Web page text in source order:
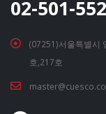
02-501-
(07251)서울특별시
호,217호